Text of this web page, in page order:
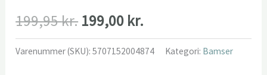
199,95kr. Den
oprindelige
199,00 kr.
aktuelle
Varenummer (SKU):5707152004874 Kategori: Bamser